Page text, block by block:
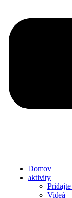
Domov
aktivity
Pridajte
Videá